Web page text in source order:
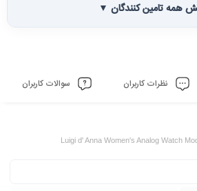
همه تامین کنندگان ▼
نظرات کاربران سوالات کاربران
Luigi d' Anna Women's Analog Watch